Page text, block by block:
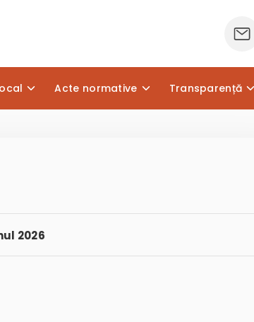
Acte normative Transparență
2026